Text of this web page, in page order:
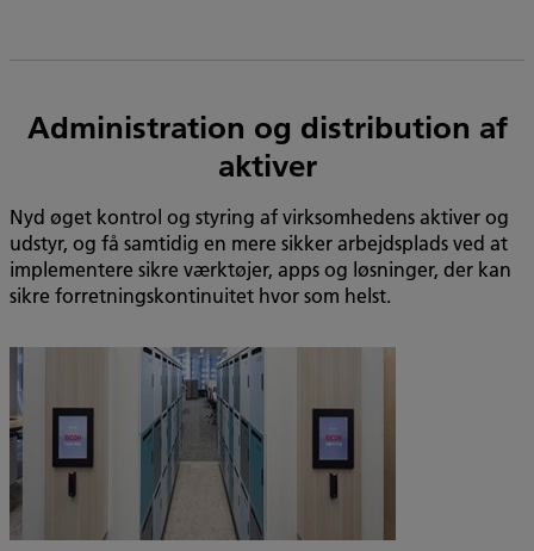
Administration og distribution af
aktiver
Nyd øget kontrol og styring af virksomhedens aktiver og
udstyr, og få samtidig en mere sikker arbejdsplads ved at
implementere sikre værktøjer, apps og løsninger, der kan
sikre forretningskontinuitet hvor som helst.